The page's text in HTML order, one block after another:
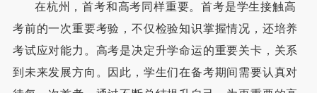
在杭州，首考和高考同样重要。首考是学生接触高
考前的一次重要考验，不仅检验知识掌握情况，还培养
考试应对能力。高考是决定升学命运的重要关卡，关系
到未来发展方向。因此，学生们在备考期间需要认真对